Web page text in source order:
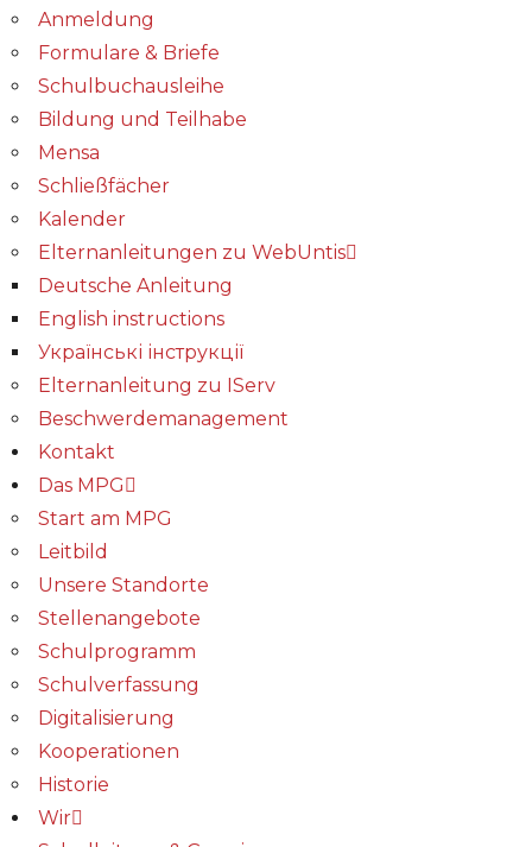
Anmeldung
Formulare & Briefe
Schulbuchausleihe
Bildung und Teilhabe
Mensa
Schließfächer
Kalender
Elternanleitungen zu WebUntis
Deutsche Anleitung
English instructions
Українські інструкції
Elternanleitung zu IServ
Beschwerdemanagement
Kontakt
Das MPG
Start am MPG
Leitbild
Unsere Standorte
Stellenangebote
Schulprogramm
Schulverfassung
Digitalisierung
Kooperationen
Historie
Wir